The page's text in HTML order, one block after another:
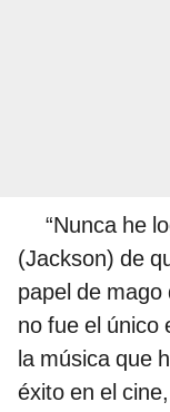
“Nunca he
(Jackson) de
papel de mago
no fue el único
la música que
éxito en el